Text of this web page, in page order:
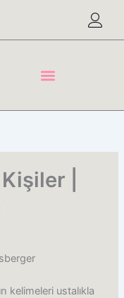
|
kelimeleri ustalıkla